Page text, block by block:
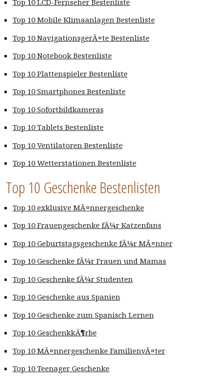
Top 10 Mobile Klimaanlagen Bestenliste
Top 10 NavigationsgerÃ¤te Bestenliste
Top 10 Notebook Bestenliste
Top 10 Plattenspieler Bestenliste
Top 10 Smartphones Bestenliste
Top 10 Sofortbildkameras
Top 10 Tablets Bestenliste
Top 10 Ventilatoren Bestenliste
Top 10 Wetterstationen Bestenliste
Top 10 Geschenke Bestenlisten
Top 10 exklusive MÃ¤nnergeschenke
Top 10 Frauengeschenke fÃ¼r Katzenfans
Top 10 Geburtstagsgeschenke fÃ¼r MÃ¤nner
Top 10 Geschenke fÃ¼r Frauen und Mamas
Top 10 Geschenke fÃ¼r Studenten
Top 10 Geschenke aus Spanien
Top 10 Geschenke zum Spanisch Lernen
Top 10 GeschenkkÃ¶rbe
Top 10 MÃ¤nnergeschenke FamilienvÃ¤ter
Top 10 Teenager Geschenke